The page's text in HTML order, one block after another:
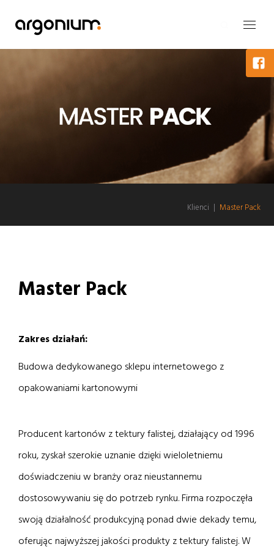
Klienci | Master Pack
Master Pack
Zakres działań:
Budowa dedykowanego sklepu internetowego z
opakowaniami kartonowymi
Producent kartonów z tektury falistej, działający od 1996
roku, zyskał szerokie uznanie dzięki wieloletniemu
doświadczeniu w branży oraz nieustannemu
dostosowywaniu się do potrzeb rynku. Firma rozpoczęła
swoją działalność produkcyjną ponad dwie dekady temu,
oferując najwyższej jakości produkty z tektury falistej. W